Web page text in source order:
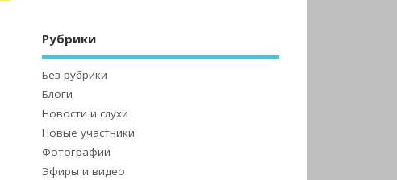
Рубрики
Без рубрики
Блоги
Новости и слухи
Новые участники
Фотографии
Эфиры и видео